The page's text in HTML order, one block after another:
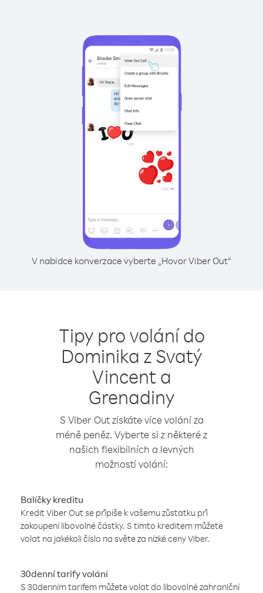
V nabídce konverzace vyberte „Hovor Viber Out“
Tipy pro volání do
Dominika z Svatý
Vincent a
Grenadiny
S Viber Out získáte více volání za
méně peněz. Vyberte si z některé z
našich flexibilních a levných
možností volání:
Balíčky kreditu
Kredit Viber Out se připíše k vašemu zůstatku při
zakoupení libovolné částky. S tímto kreditem můžete
volat na jakékoli číslo na světe za nízké ceny Viber.
30denní tarify volání
S 30denním tarifem můžete volat do libovolné zahraniční